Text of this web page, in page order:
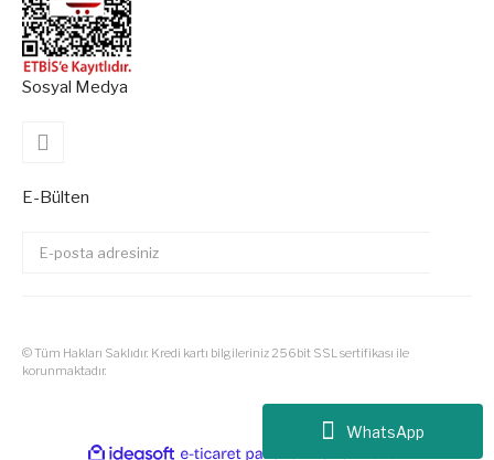
WhatsApp
Sosyal Medya
E-Bülten
© Tüm Hakları Saklıdır. Kredi kartı bilgileriniz 256bit SSL sertifikası ile
korunmaktadır.
Tüm Siparişlerinizde Kargo
ideasoft